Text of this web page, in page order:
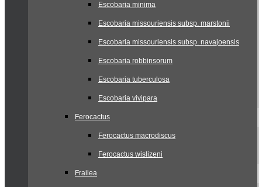
Escobaria minima
Escobaria missouriensis subsp. marstonii
Escobaria missouriensis subsp. navajoensis
Escobaria robbinsorum
Escobaria tuberculosa
Escobaria vivipara
Ferocactus
Ferocactus macrodiscus
Ferocactus wislizeni
Frailea